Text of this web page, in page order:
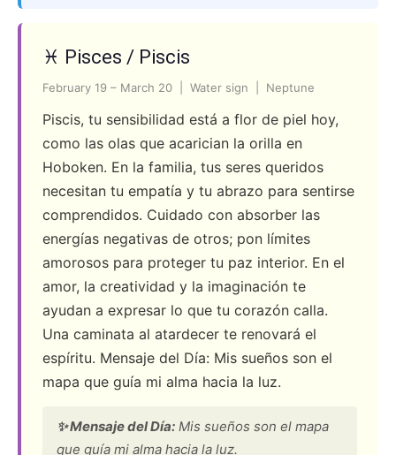
♓ Pisces / Piscis
February 19 – March 20 | Water sign | Neptune
Piscis, tu sensibilidad está a flor de piel hoy,
como las olas que acarician la orilla en
Hoboken. En la familia, tus seres queridos
necesitan tu empatía y tu abrazo para sentirse
comprendidos. Cuidado con absorber las
energías negativas de otros; pon límites
amorosos para proteger tu paz interior. En el
amor, la creatividad y la imaginación te
ayudan a expresar lo que tu corazón calla.
Una caminata al atardecer te renovará el
espíritu. Mensaje del Día: Mis sueños son el
mapa que guía mi alma hacia la luz.
✨ Mensaje del Día: Mis sueños son el mapa
que guía mi alma hacia la luz.